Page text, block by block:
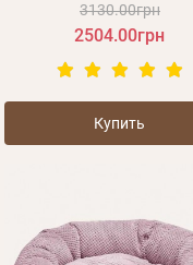
3130.00грн
2504.00грн
Купить